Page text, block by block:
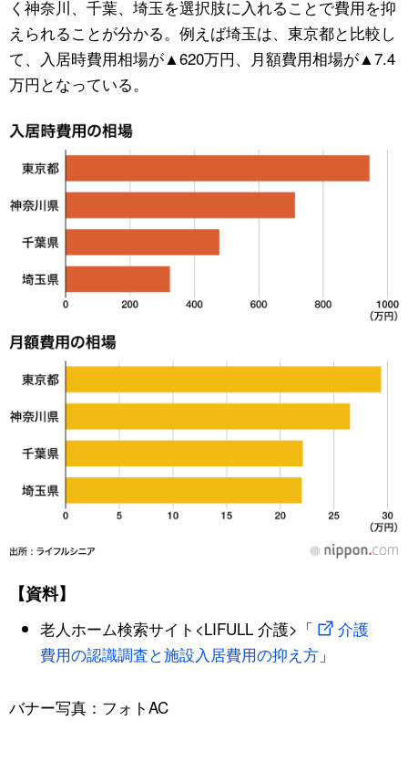
く神奈川、千葉、埼玉を選択肢に入れることで費用を抑
えられることが分かる。例えば埼玉は、東京都と比較し
て、入居時費用相場が▲620万円、月額費用相場が▲7.4
万円となっている。
【資料】
老人ホーム検索サイト<LIFULL 介護>「
介護
費用の認識調査と施設入居費用の抑え方」
バナー写真：フォトAC